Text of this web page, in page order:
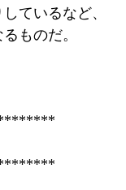
ているなど、
ものだ。